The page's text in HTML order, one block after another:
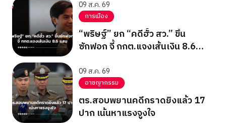
09 ส.ค. 69
การเมือง
“พริษฐ์” ยก “คดีฮั้ว สว.” ขึ้น
ซักฟอก จี้ กกต.แจงเส้นเงิน 8.6
09 ส.ค. 69
อาชญากรรม
ตร.สอบพยานคดีกราดยิงแล้ว 17
ปาก เน้นหาแรงจูงใจ